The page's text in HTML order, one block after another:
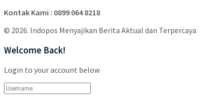
Kontak Kami : 0899 064 8218
© 2026. Indopos Menyajikan Berita Aktual dan Terpercaya
Welcome Back!
Login to your account below